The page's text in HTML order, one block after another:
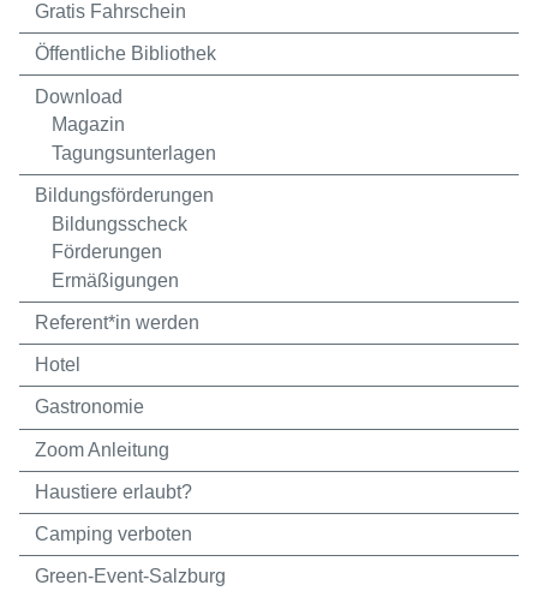
Gratis Fahrschein
Öffentliche Bibliothek
Download
Magazin
Tagungsunterlagen
Bildungsförderungen
Bildungsscheck
Förderungen
Ermäßigungen
Referent*in werden
Hotel
Gastronomie
Zoom Anleitung
Haustiere erlaubt?
Camping verboten
Green-Event-Salzburg